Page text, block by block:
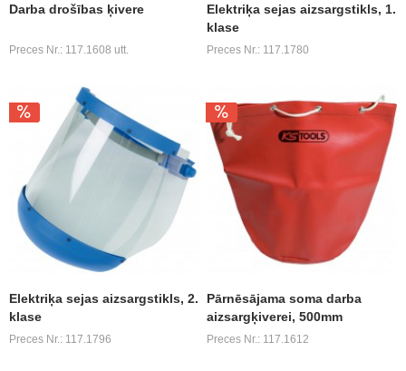
Darba drošības ķivere
Preces Nr.: 117.1608 utt.
Elektriķa sejas aizsargstikls, 1.
klase
Preces Nr.: 117.1780
Elektriķa sejas aizsargstikls, 2.
klase
Preces Nr.: 117.1796
Pārnēsājama soma darba
aizsargķiverei, 500mm
Preces Nr.: 117.1612